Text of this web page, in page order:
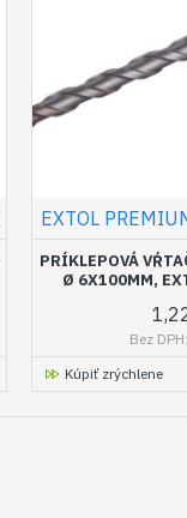
EXTOL
PRÍKLEPOVÁ
Ø 6X100MM,
Bez
Kúpiť zrýchlene